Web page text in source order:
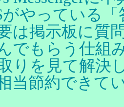
がやっている
は掲示板に質
でもらう仕組
りを見て解決
当節約できて